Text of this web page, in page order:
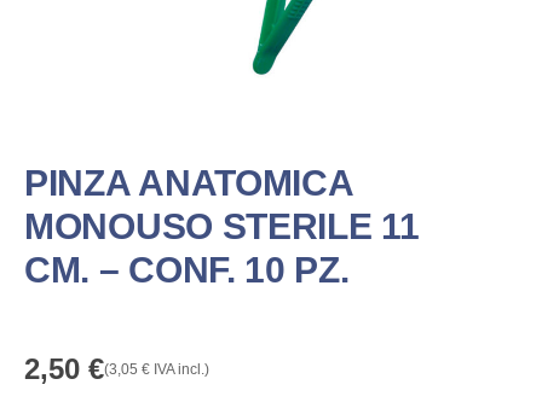
PINZA ANATOMICA
MONOUSO STERILE 11
CM. – CONF. 10 PZ.
2,50 €(3,05 € IVA incl.)